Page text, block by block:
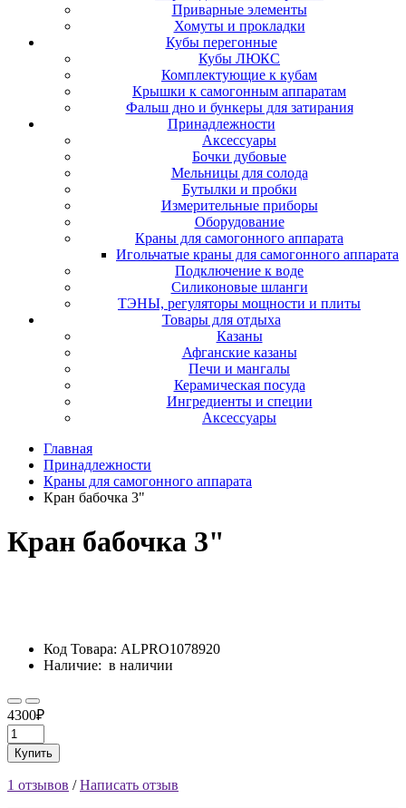
Приварные элементы
Хомуты и прокладки
Кубы перегонные
Кубы ЛЮКС
Комплектующие к кубам
Крышки к самогонным аппаратам
Фальш дно и бункеры для затирания
Принадлежности
Аксессуары
Бочки дубовые
Мельницы для солода
Бутылки и пробки
Измерительные приборы
Оборудование
Краны для самогонного аппарата
Игольчатые краны для самогонного аппарата
Подключение к воде
Силиконовые шланги
ТЭНЫ, регуляторы мощности и плиты
Товары для отдыха
Казаны
Афганские казаны
Печи и мангалы
Керамическая посуда
Ингредиенты и специи
Аксессуары
Главная
Принадлежности
Краны для самогонного аппарата
Кран бабочка 3"
Кран бабочка 3"
Код Товара: ALPRO1078920
Наличие: в наличии
4300₽
Купить
1 отзывов /Написать отзыв